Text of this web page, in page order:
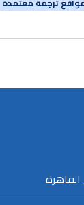
ترجمة معتمدة